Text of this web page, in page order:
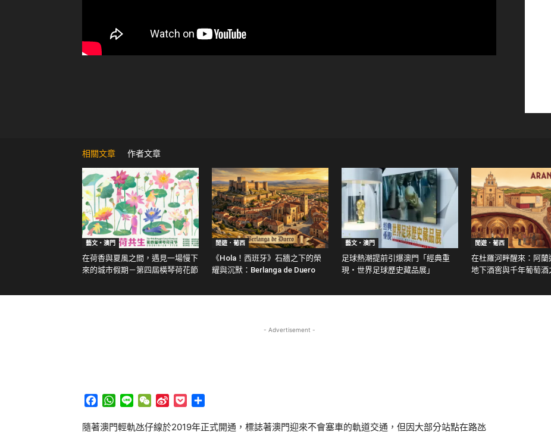
相關文章 作者文章
藝文‧澳門
在荷香與夏風之間，遇見一場慢下
來的城市假期－第四屆橫琴荷花節
閒遊．葡西
《Hola！西班牙》石牆之下的榮
耀與沉默：Berlanga de Duero
藝文‧澳門
足球熱潮提前引爆澳門「經典重
現・世界足球歷史藏品展」
閒遊．葡西
在杜羅河畔醒來：阿蘭
地下酒窖與千年葡萄酒
- Advertisement -
Facebook
WhatsApp
Line WeChat
Sina
Pocket
隨著澳門輕軌氹仔線於2019年正式開通，標誌著澳門迎來不會塞車的軌道交通，但因大部分站點在路氹